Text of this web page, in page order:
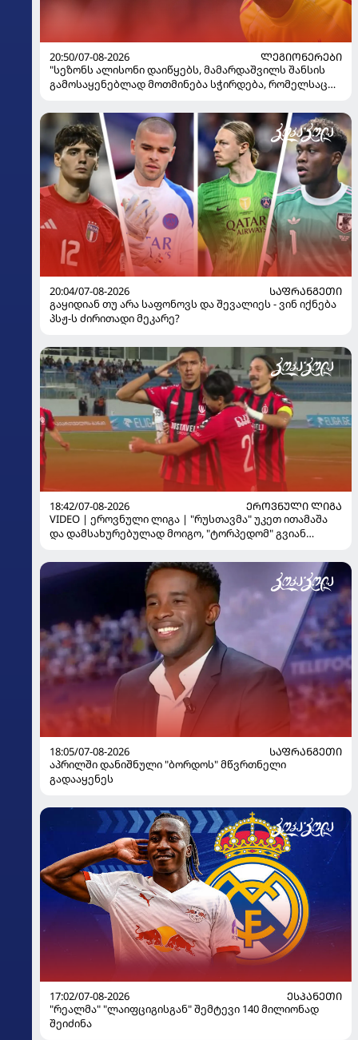
20:50/07-08-2026
ᲚᲔᲒᲘᲝᲜᲔᲠᲔᲑᲘ
"სეზონს ალისონი დაიწყებს, მამარდაშვილს შანსის
გამოსაყენებლად მოთმინება სჭირდება, რომელსაც
ყოფილმა მეკარემ
20:04/07-08-2026
ᲡᲐᲤᲠᲐᲜᲒᲔᲗᲘ
გაყიდიან თუ არა საფონოვს და შევალიეს - ვინ იქნება
პსჟ-ს ძირითადი მეკარე?
18:42/07-08-2026
ᲔᲠᲝᲕᲜᲣᲚᲘ ᲚᲘᲒᲐ
VIDEO | ეროვნული ლიგა | "რუსთავმა" უკეთ ითამაშა
და დამსახურებულად მოიგო, "ტორპედომ" გვიან
18:05/07-08-2026
ᲡᲐᲤᲠᲐᲜᲒᲔᲗᲘ
აპრილში დანიშნული "ბორდოს" მწვრთნელი
გადააყენეს
17:02/07-08-2026
ᲔᲡᲞᲐᲜᲔᲗᲘ
"რეალმა" "ლაიფციგისგან" შემტევი 140 მილიონად
შეიძინა